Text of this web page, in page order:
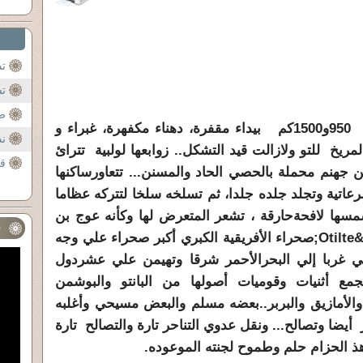
بطول 4000كم وعرض يتراوح بين 950و1500كم بيداء مقفرة، دهناء مكفهرة، غبراء و
للتو ولازالت قيد التشكل.. زوابعها لولبية تترائ
جهنم محملة بالحصي الحاد والمسنن... تتعاورساكنها
وتجلد جلده جلدا، ثم تسلخه سلخا لتتركه عظاما
لافحةحارقة ، تشعر المتعرض لها وكأنه عوج بن
عناق لقربها منه .....جغرافيا هي ال&Otilte;صحراء الأفريقية الكبري أكبر صحراء علي وجه
غربا إلي البحرالأحمر شرقا وتهيمن علي عشردول
أثنيات وقوميات أصولها من البانتو والبوشمن
والبربر..بعضه مسلم والبعض مسيحي وأغلبه
أيضا وتصالح... ونقل عدوي التناحر تارة والتصالح تارة
الحزام حلم وطموح لجنته الموعوده.